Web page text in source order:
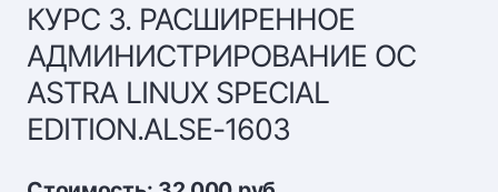
КУРС 3. РАСШИРЕННОЕ
АДМИНИСТРИРОВАНИЕ ОС
ASTRA LINUX SPECIAL
EDITION.ALSE-1603